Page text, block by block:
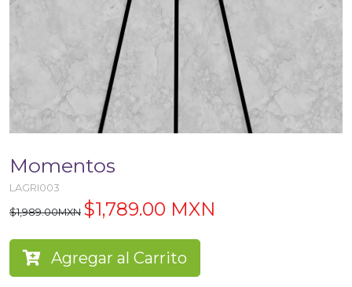
Momentos
LAGRI003
$1,989.00MXN $1,789.00 MXN
Agregar al Carrito